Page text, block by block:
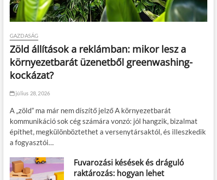
GAZDASÁG
Zöld állítások a reklámban: mikor lesz a
környezetbarát üzenetből greenwashing-
kockázat?
július 28, 2026
A „zöld” ma már nem díszítő jelző A környezetbarát
kommunikáció sok cég számára vonzó: jól hangzik, bizalmat
építhet, megkülönböztethet a versenytársaktól, és illeszkedik
a fogyasztói…
Fuvarozási késések és dráguló
raktározás: hogyan lehet